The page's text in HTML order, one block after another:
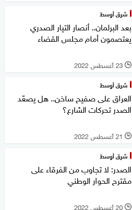
شرق أوسط
بعد البرلمان.. أنصار التيار الصدري
يعتصمون أمام مجلس القضاء
l 23 أغسطس 2022
شرق أوسط
العراق على صفيح ساخن.. هل يصعّد
الصدر تحركات الشارع؟
l 21 أغسطس 2022
شرق أوسط
الصدر: لا تجاوب من الفرقاء على
مقترح الحوار الوطني
l 20 أغسطس 2022